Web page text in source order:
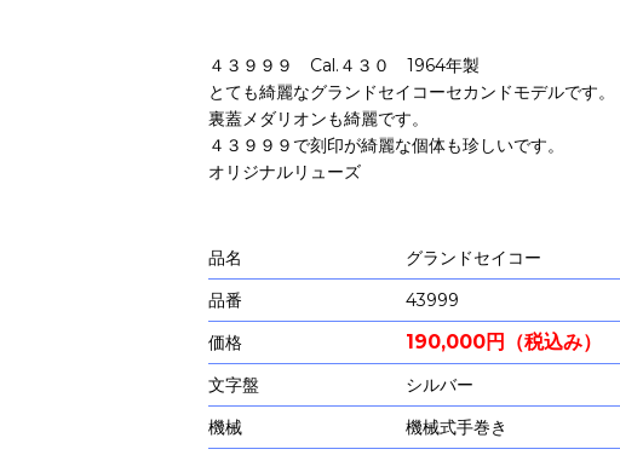
４３９９９ Cal.４３０ 1964年製
とても綺麗なグランドセイコーセカンドモデルです。
裏蓋メダリオンも綺麗です。
４３９９９で刻印が綺麗な個体も珍しいです。
オリジナルリューズ
品名
グランドセイコー
品番
43999
価格
190,000円（税込み）
文字盤
シルバー
機械
機械式手巻き